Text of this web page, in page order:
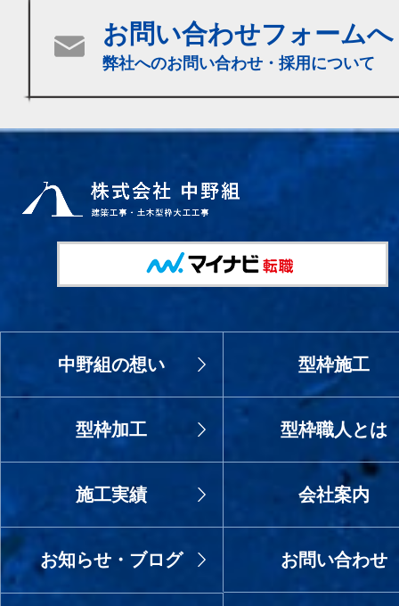
お問い合わせフォームへ
弊社へのお問い合わせ・採用について
中野組の想い 型枠施工
型枠加工 型枠職人とは
施工実績 会社案内
お知らせ・ブログ お問い合わせ